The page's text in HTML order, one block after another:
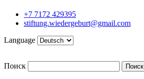
+7 7172 429395
stiftung.wiedergeburt@gmail.com
Language
Поиск Поиск